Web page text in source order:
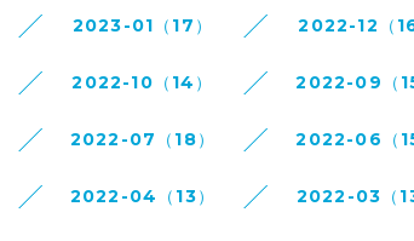
2023-01（17） 2022-12（
2022-10（14） 2022-09（
2022-07（18） 2022-06（
2022-04（13） 2022-03（